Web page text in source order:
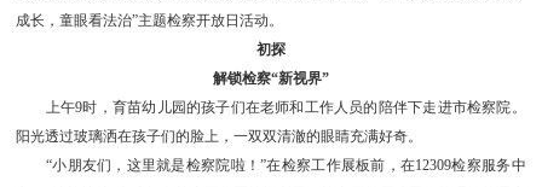
成长，童眼看法治”主题检察开放日活动。
初探
解锁检察“新视界”
上午9时，育苗幼儿园的孩子们在老师和工作人员的陪伴下走进市检察院。
阳光透过玻璃洒在孩子们的脸上，一双双清澈的眼睛充满好奇。
“小朋友们，这里就是检察院啦！”在检察工作展板前，在12309检察服务中